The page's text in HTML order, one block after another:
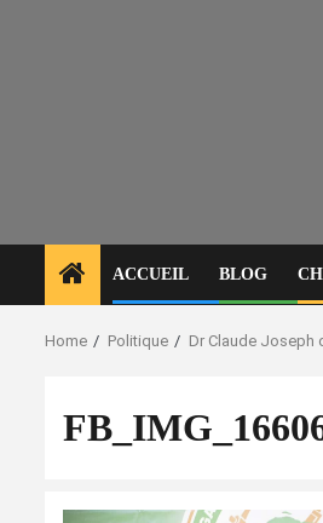
ACCUEIL BLOG
Home Politique Dr Claude Joseph